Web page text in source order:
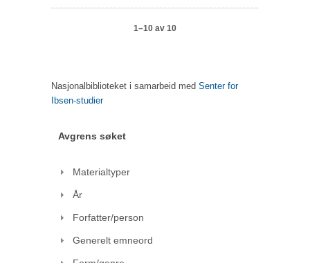
1–10 av 10
Nasjonalbiblioteket i samarbeid med Senter for
Ibsen-studier
Avgrens søket
Materialtyper
År
Forfatter/person
Generelt emneord